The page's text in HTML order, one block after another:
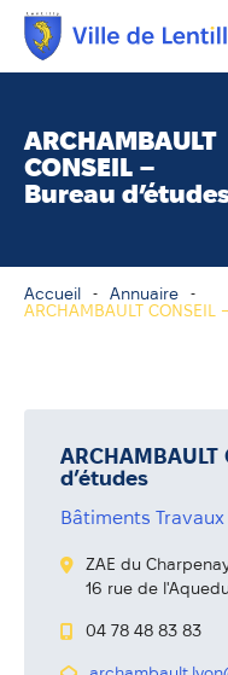
ARCHAMBAULT
CONSEIL –
Bureau
Accueil
Annuaire
ARCHAMBAULT
d’études
Bâtiments
ZAE du
16 rue de
04 78 48 83 83